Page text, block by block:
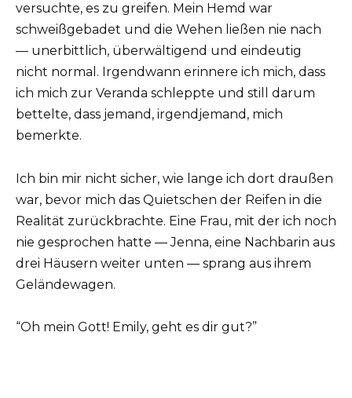
versuchte, es zu greifen. Mein Hemd war
schweißgebadet und die Wehen ließen nie nach
— unerbittlich, überwältigend und eindeutig
nicht normal. Irgendwann erinnere ich mich, dass
ich mich zur Veranda schleppte und still darum
bettelte, dass jemand, irgendjemand, mich
bemerkte.
Ich bin mir nicht sicher, wie lange ich dort draußen
war, bevor mich das Quietschen der Reifen in die
Realität zurückbrachte. Eine Frau, mit der ich noch
nie gesprochen hatte — Jenna, eine Nachbarin aus
drei Häusern weiter unten — sprang aus ihrem
Geländewagen.
“Oh mein Gott! Emily, geht es dir gut?”